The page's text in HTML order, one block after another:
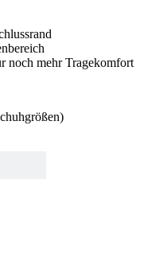
noch mehr Tragekomfort